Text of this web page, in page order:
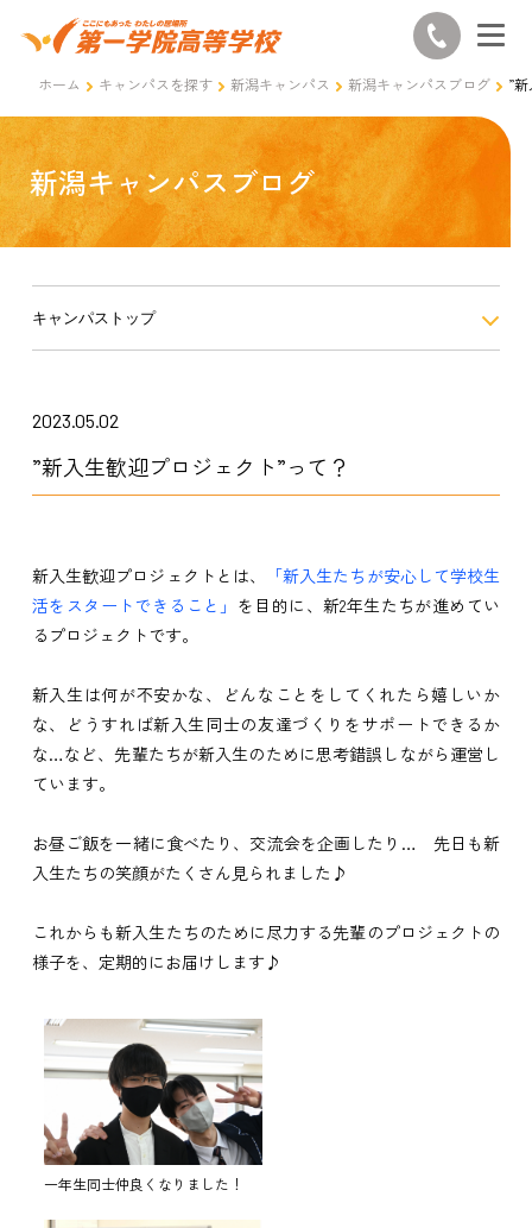
ホーム キャンパスを探す 新潟キャンパス 新潟キャンパスブログ ”
新潟キャンパスブログ
キャンパストップ
2023.05.02
”新入生歓迎プロジェクト”って？
新入生歓迎プロジェクトとは、
「新入生たちが安心して学校生
活をスタートできること」 を目的に、新2年生たちが進めてい
るプロジェクトです。
新入生は何が不安かな、どんなことをしてくれたら嬉しいか
な、どうすれば新入生同士の友達づくりをサポートできるか
な…など、先輩たちが新入生のために思考錯誤しながら運営し
ています。
お昼ご飯を一緒に食べたり、交流会を企画したり… 先日も新
入生たちの笑顔がたくさん見られました♪
これからも新入生たちのために尽力する先輩のプロジェクトの
様子を、定期的にお届けします♪
一年生同士仲良くなりました！